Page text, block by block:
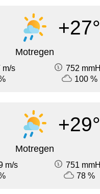
Motregen
m/s
752
100 %
Motregen
m/s
751
78 %